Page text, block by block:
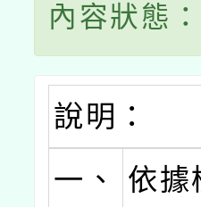
內容狀態
說明：
一、
依據